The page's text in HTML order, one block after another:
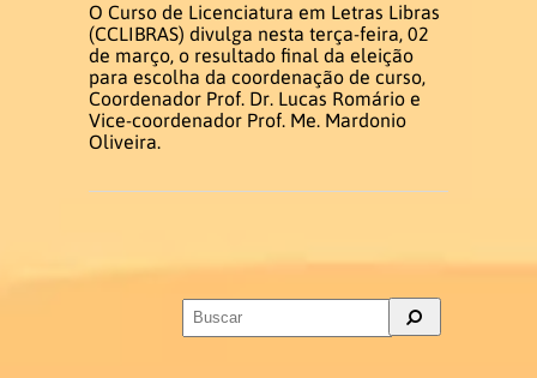
Linguística da Libras
Ex – Docentes e Ex – Técnico
Administrativo
Acadêmica
Matriz Curricular
O Curso de Licenciatura em Letras Libras
(CCLIBRAS) divulga nesta terça-feira, 02
de março, o resultado final da eleição
para escolha da coordenação de curso,
Coordenador Prof. Dr. Lucas Romário e
Vice-coordenador Prof. Me. Mardonio
Oliveira.